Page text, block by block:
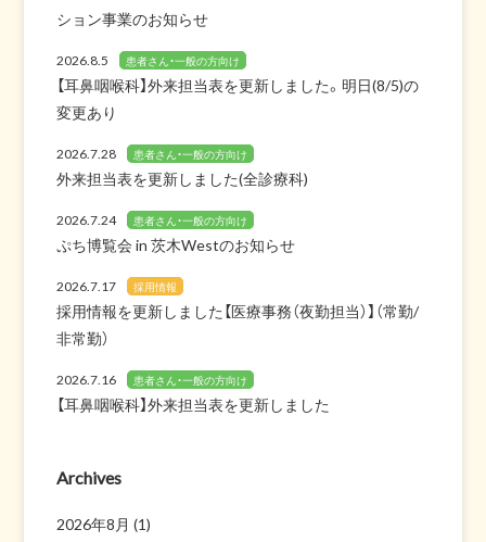
ション事業のお知らせ
2026.8.5 患者さん・一般の方向け
【耳鼻咽喉科】外来担当表を更新しました。明日(8/5)の
変更あり
2026.7.28 患者さん・一般の方向け
外来担当表を更新しました(全診療科)
2026.7.24 患者さん・一般の方向け
ぷち博覧会 in 茨木Westのお知らせ
2026.7.17 採用情報
採用情報を更新しました【医療事務（夜勤担当）】（常勤/
非常勤）
2026.7.16 患者さん・一般の方向け
【耳鼻咽喉科】外来担当表を更新しました
Archives
2026年8月 (1)